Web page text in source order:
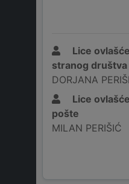
Lice
stranog društva
DORJANA
Lice
pošte
MILAN PERIŠIĆ